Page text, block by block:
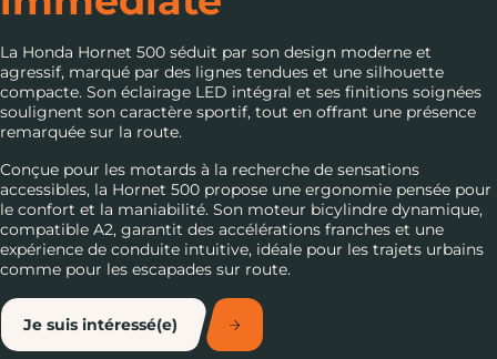
La Honda Hornet 500 séduit par son design moderne et
agressif, marqué par des lignes tendues et une silhouette
compacte. Son éclairage LED intégral et ses finitions soignées
soulignent son caractère sportif, tout en offrant une présence
remarquée sur la route.
Conçue pour les motards à la recherche de sensations
accessibles, la Hornet 500 propose une ergonomie pensée pour
le confort et la maniabilité. Son moteur bicylindre dynamique,
compatible A2, garantit des accélérations franches et une
expérience de conduite intuitive, idéale pour les trajets urbains
comme pour les escapades sur route.
Je suis intéressé(e)